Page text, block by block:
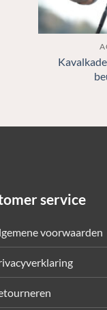
service
voorwaarden